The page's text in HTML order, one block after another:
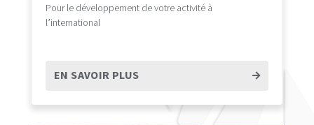
Pour le développement de votre activité à
l’international
EN SAVOIR PLUS